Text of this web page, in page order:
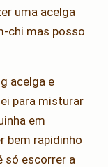
uma acelga
chi mas posso
acelga e
para misturar
em
bem rapidinho
só escorrer a